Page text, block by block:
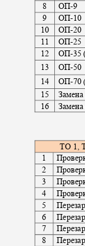
8
9
ОП-9
ОП-10
10 ОП-20
11 ОП-25
12 ОП-35
13 ОП-50
14 ОП-70
15
16
ТО 1,
1
2
3
4
5
6
7
8